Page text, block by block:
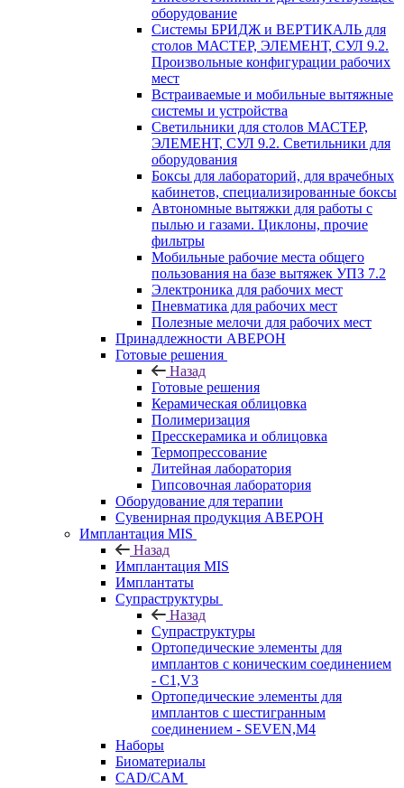
оборудование
Системы БРИДЖ и ВЕРТИКАЛЬ для
столов МАСТЕР, ЭЛЕМЕНТ, СУЛ 9.2.
Произвольные конфигурации рабочих
мест
Встраиваемые и мобильные вытяжные
системы и устройства
Светильники для столов МАСТЕР,
ЭЛЕМЕНТ, СУЛ 9.2. Светильники для
оборудования
Боксы для лабораторий, для врачебных
кабинетов, специализированные боксы
Автономные вытяжки для работы с
пылью и газами. Циклоны, прочие
фильтры
Мобильные рабочие места общего
пользования на базе вытяжек УПЗ 7.2
Электроника для рабочих мест
Пневматика для рабочих мест
Полезные мелочи для рабочих мест
Принадлежности АВЕРОН
Готовые решения
Назад
Готовые решения
Керамическая облицовка
Полимеризация
Пресскерамика и облицовка
Термопрессование
Литейная лаборатория
Гипсовочная лаборатория
Оборудование для терапии
Сувенирная продукция АВЕРОН
Имплантация MIS
Назад
Имплантация MIS
Имплантаты
Супраструктуры
Назад
Супраструктуры
Ортопедические элементы для
имплантов с коническим соединением
- C1,V3
Ортопедические элементы для
имплантов с шестигранным
соединением - SEVEN,M4
Наборы
Биоматериалы
CAD/CAM